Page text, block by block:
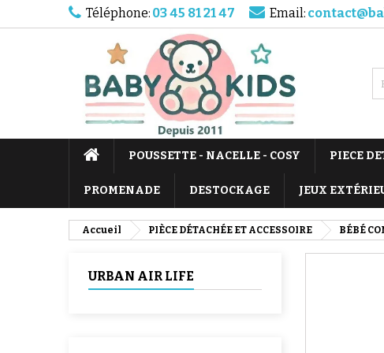
Téléphone: 03 45 81 21 47 Email:
POUSSETTE - NACELLE - COSY PIECE
PROMENADE DESTOCKAGE JEUX
Accueil PIÈCE DÉTACHÉE ET ACCESSOIRE BÉBÉ
URBAN AIR LIFE